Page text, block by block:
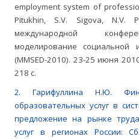
employment system of
Pitukhin, S.V. Sigova, N.V.
международной
моделирование социальной
(MMSED-2010). 23-25 июня
218 с.
2. Гарифуллина Н.Ю.
образовательных услуг в
предложение на рынке
услуг в регионах России: